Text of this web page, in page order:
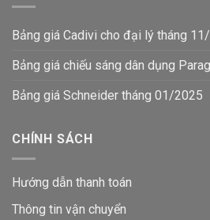
Bảng giá Cadivi cho đại lý tháng
Bảng giá chiếu sáng dân dụng
Bảng giá Schneider tháng 01/2025
CHÍNH SÁCH
Hướng dẫn thanh toán
Thông tin vận chuyển